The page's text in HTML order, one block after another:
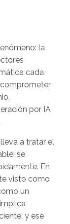
la
cada
por IA
a tratar el
se
En
visto como
un
y ese